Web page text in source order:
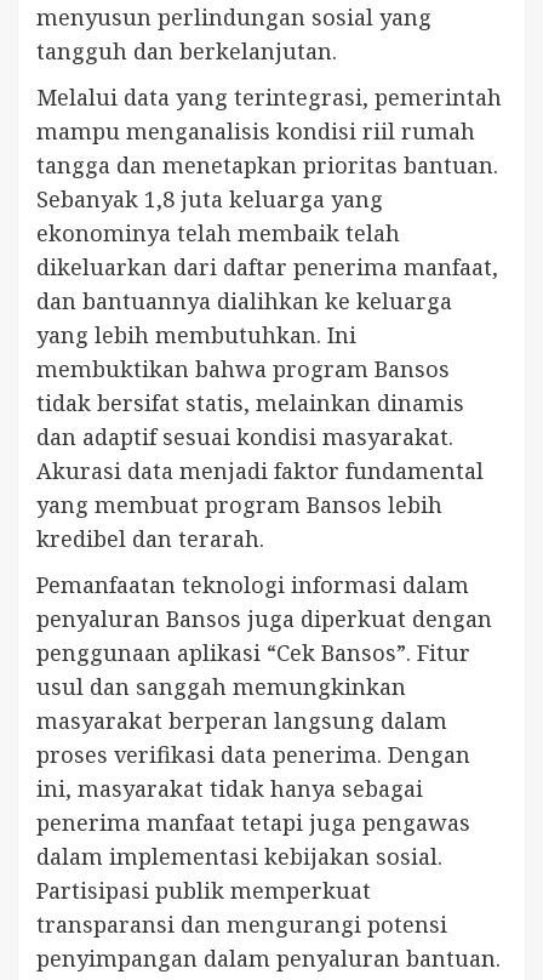
menyusun perlindungan sosial yang
tangguh dan berkelanjutan.
Melalui data yang terintegrasi, pemerintah
mampu menganalisis kondisi riil rumah
tangga dan menetapkan prioritas bantuan.
Sebanyak 1,8 juta keluarga yang
ekonominya telah membaik telah
dikeluarkan dari daftar penerima manfaat,
dan bantuannya dialihkan ke keluarga
yang lebih membutuhkan. Ini
membuktikan bahwa program Bansos
tidak bersifat statis, melainkan dinamis
dan adaptif sesuai kondisi masyarakat.
Akurasi data menjadi faktor fundamental
yang membuat program Bansos lebih
kredibel dan terarah.
Pemanfaatan teknologi informasi dalam
penyaluran Bansos juga diperkuat dengan
penggunaan aplikasi “Cek Bansos”. Fitur
usul dan sanggah memungkinkan
masyarakat berperan langsung dalam
proses verifikasi data penerima. Dengan
ini, masyarakat tidak hanya sebagai
penerima manfaat tetapi juga pengawas
dalam implementasi kebijakan sosial.
Partisipasi publik memperkuat
transparansi dan mengurangi potensi
penyimpangan dalam penyaluran bantuan.